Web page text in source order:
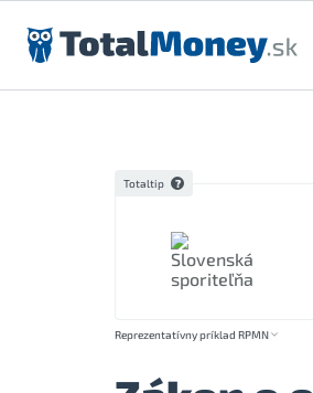
Preskočiť na obsah
Totaltip
Reprezentatívny príklad RPMN